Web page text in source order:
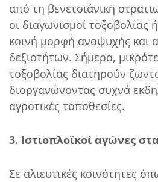
από τη βενετσιάνικη
οι διαγωνισμοί τοξοβολίας
κοινή μορφή αναψυχής και
δεξιοτήτων. Σήμερα,
τοξοβολίας διατηρούν
διοργανώνοντας συχνά
αγροτικές τοποθεσίες.
3. Ιστιοπλοϊκοί αγώνες
Σε αλιευτικές κοινότητες